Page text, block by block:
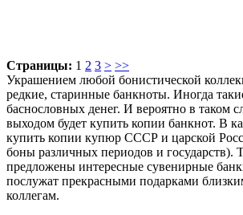
Страницы: 1 2 3 > >>
Украшением любой бонистической
редкие, старинные банкноты. Иногда
баснословных денег. И вероятно в таком
выходом будет купить копии банкнот. В
купить копии купюр СССР и царской
боны различных периодов и государств).
предложены интересные сувенирные
послужат прекрасными подарками
коллегам.